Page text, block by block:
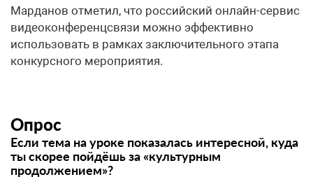
Марданов отметил, что российский онлайн-сервис
видеоконференцсвязи можно эффективно
использовать в рамках заключительного этапа
конкурсного мероприятия.
Опрос
Если тема на уроке показалась интересной, куда
ты скорее пойдёшь за «культурным
продолжением»?